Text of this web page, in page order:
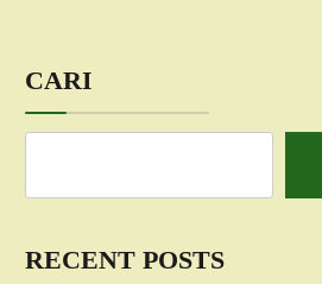
CARI
RECENT POSTS